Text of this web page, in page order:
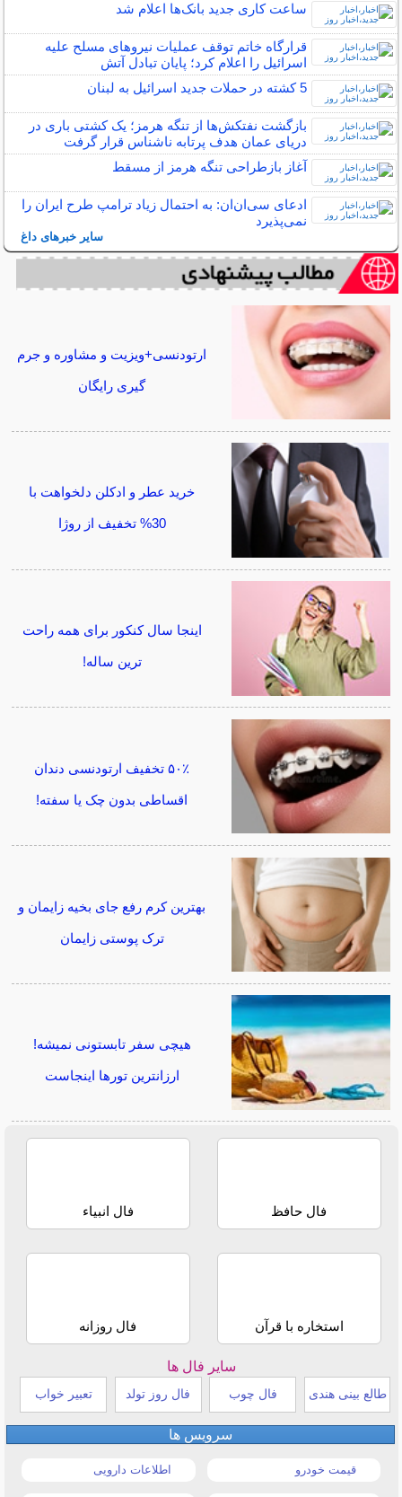
ساعت کاری جدید بانک‌‌ها اعلام شد
قرارگاه خاتم‌ توقف عملیات نیروهای مسلح علیه
اسرائیل را اعلام کرد؛ پایان تبادل آتش
5 کشته در حملات جدید اسرائیل به لبنان
بازگشت نفتکش‌ها از تنگه هرمز؛ یک کشتی باری در
دریای عمان هدف پرتابه ناشناس قرار گرفت
آغاز بازطراحی تنگه هرمز از مسقط
ادعای سی‌ان‌ان: به احتمال زیاد ترامپ طرح ایران را
نمی‌پذیرد
سایر خبرهای داغ
ارتودنسی+ویزیت و مشاوره و جرم
گیری رایگان
خرید عطر و ادکلن دلخواهت با
30% تخفیف از روژا
اینجا سال کنکور برای همه راحت
ترین ساله!
۵۰٪ تخفیف ارتودنسی دندان
اقساطی بدون چک یا سفته!
بهترین کرم رفع جای بخیه زایمان و
ترک پوستی زایمان
هیچی سفر تابستونی نمیشه!
ارزانترین تورها اینجاست
فال حافظ فال انبیاء
استخاره با قرآن فال روزانه
سایر فال ها
طالع بینی هندی فال چوب فال روز تولد تعبیر خواب
سرویس ها
قیمت خودرو اطلاعات دارویی